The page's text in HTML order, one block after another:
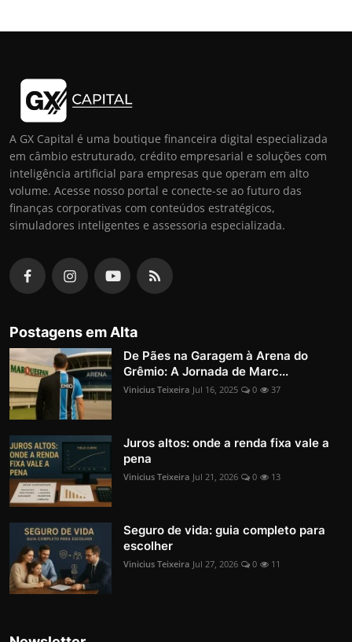
A GX Capital é uma boutique financeira digital especializada
em câmbio estruturado, crédito empresarial e soluções com
inteligência artificial para empresas que operam em alto
volume. Acesse nosso portal e conecte-se ao futuro das
finanças corporativas com conteúdos estratégicos,
simuladores inteligentes e assessoria especializada.
Postagens em Alta
De Pães na Garagem à Arena do
Grêmio: A Jornada de Marc...
Vinicius Teixeira Jul 16, 2025 0 37
Juros altos: onde a renda fixa vale a
pena
Vinicius Teixeira Jul 21, 2026 0 13
Seguro de vida: guia completo para
escolher
Vinicius Teixeira Jul 27, 2026 0 11